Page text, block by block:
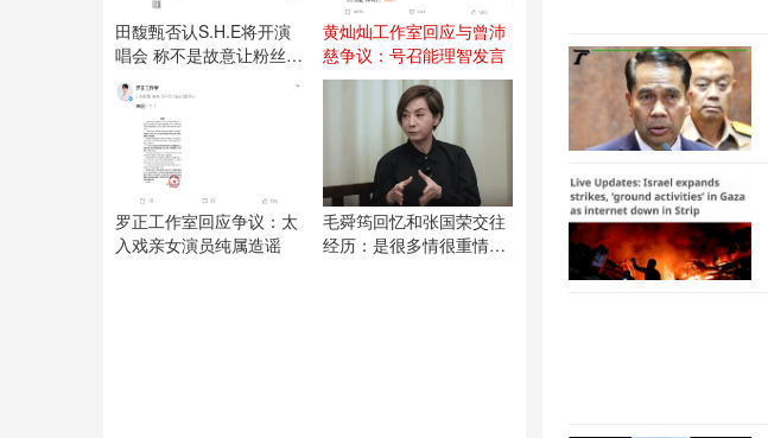
田馥甄否认S.H.E将开演
唱会 称不是故意让粉丝失
望
黄灿灿工作室回应与曾沛
慈争议：号召能理智发言
罗正工作室回应争议：太
入戏亲女演员纯属造谣
毛舜筠回忆和张国荣交往
经历：是很多情很重情的